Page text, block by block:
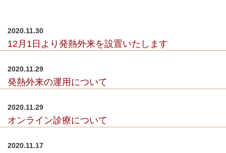
2020.11.30
12月1日より発熱外来を設置いたします
2020.11.29
発熱外来の運用について
2020.11.29
オンライン診療について
2020.11.17